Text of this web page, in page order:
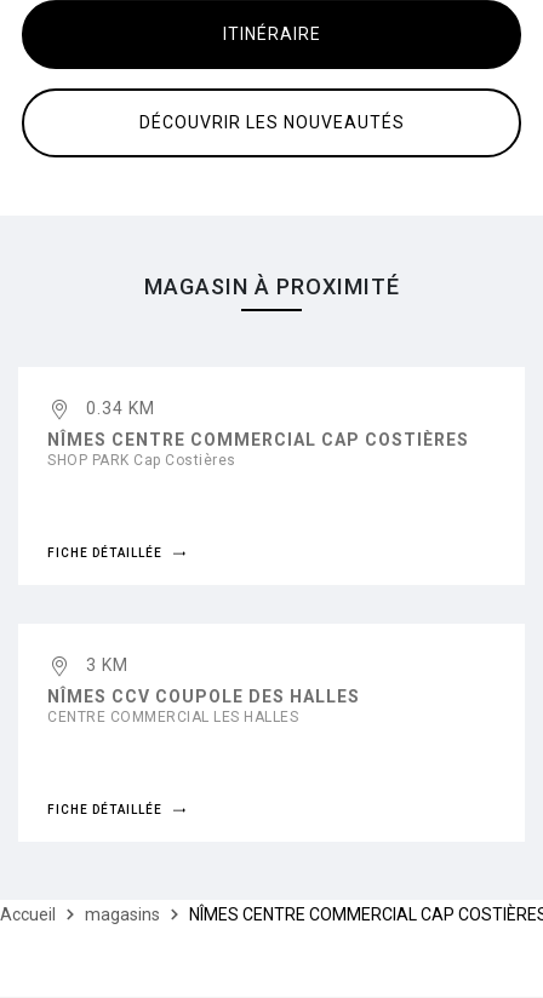
DÉCOUVRIR LES NOUVEAUTÉS
ITINÉRAIRE
MAGASIN À PROXIMITÉ
0.34 KM
NÎMES CENTRE COMMERCIAL CAP COSTIÈRES
SHOP PARK Cap Costières
FICHE DÉTAILLÉE
3 KM
NÎMES CCV COUPOLE DES HALLES
CENTRE COMMERCIAL LES HALLES
FICHE DÉTAILLÉE
Accueil magasins NÎMES CENTRE COMMERCIAL CAP